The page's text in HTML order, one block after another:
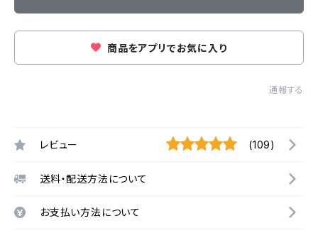
商品をアプリでお気に入り
通報する
レビュー (109)
送料・配送方法について
お支払い方法について